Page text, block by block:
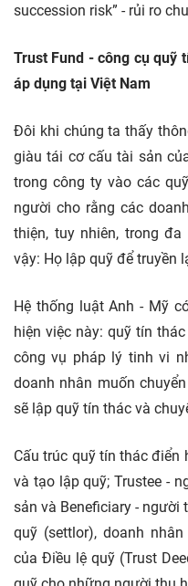
succession risk” - rủi ro
Trust Fund - công cụ quỹ
áp dụng tại Việt Nam
Đôi khi chúng ta thấy
giàu tái cơ cấu tài sản
trong công ty vào các
người cho rằng các
thiện, tuy nhiên, trong
vậy: Họ lập quỹ để truyền
Hệ thống luật Anh - Mỹ
hiện việc này: quỹ tín
công vụ pháp lý tinh vi
doanh nhân muốn
sẽ lập quỹ tín thác và
Cấu trúc quỹ tín thác điển
và tạo lập quỹ; Trustee -
sản và Beneficiary -
quỹ (settlor), doanh
của Điều lệ quỹ (Trust